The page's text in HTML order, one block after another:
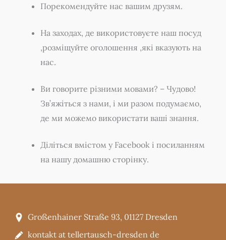
Порекомендуйте нас вашим друзям.
На заходах, де використовуєте наш посуд
,розміщуйте оголошення ,які вказують на
нас.
Ви говорите різними мовами? – Чудово!
Зв’яжіться з нами, і ми разом подумаємо,
де ми можемо використати ваші знання.
Діліться вмістом у Facebook і посиланням
на нашу домашню сторінку.
Großenhainer Straße 93, 01127 Dresden
kontakt at tellertausch-dresden de